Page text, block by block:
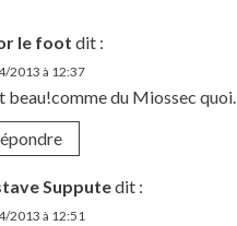
le foot dit :
2013 à 12:37
beau!comme du Miossec quoi.
Supputedit :
2013 à 12:51